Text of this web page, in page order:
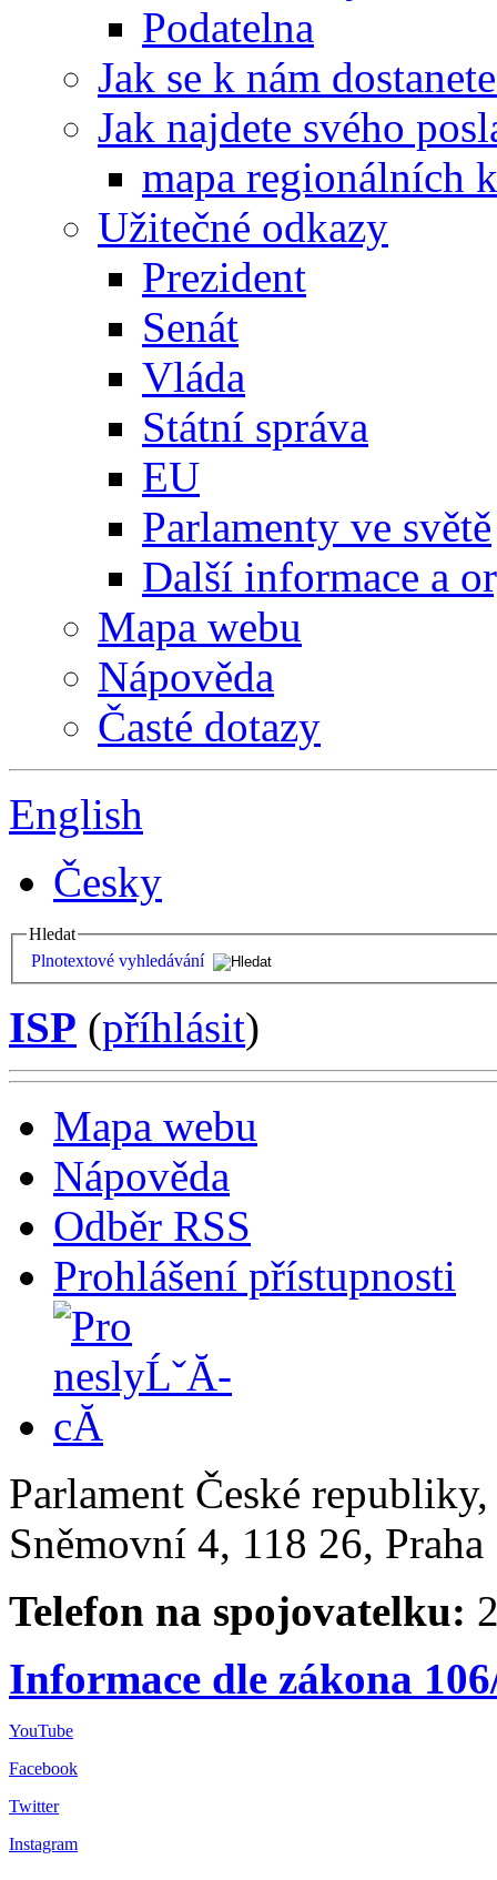
Podatelna
Jak se k nám
Jak najdete svého
mapa regionálních
Užitečné odkazy
Prezident
Senát
Vláda
Státní správa
EU
Parlamenty ve světě
Další informace a
Mapa webu
Nápověda
Časté dotazy
English
Česky
Hledat
Plnotextové vyhledávání
ISP (příhlásit)
Mapa webu
Nápověda
Odběr RSS
Prohlášení přístupnosti
Parlament České
Sněmovní 4, 118 26,
Telefon na spojovatelku:
Informace dle zákona
YouTube
Facebook
Twitter
Instagram